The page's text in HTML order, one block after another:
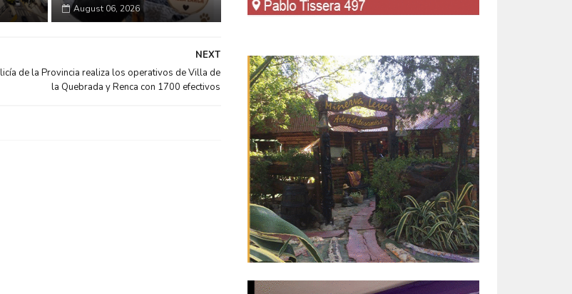
August 06, 2026
NEXT
de la Provincia realiza los operativos de Villa de
la Quebrada y Renca con 1700 efectivos